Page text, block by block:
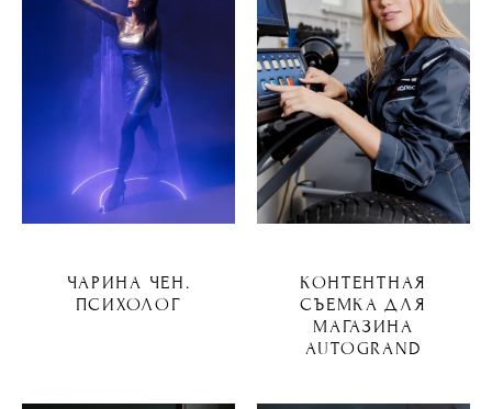
ЧАРИНА ЧЕН.
ПСИХОЛОГ
КОНТЕНТНАЯ
СЪЕМКА ДЛЯ
МАГАЗИНА
AUTOGRAND